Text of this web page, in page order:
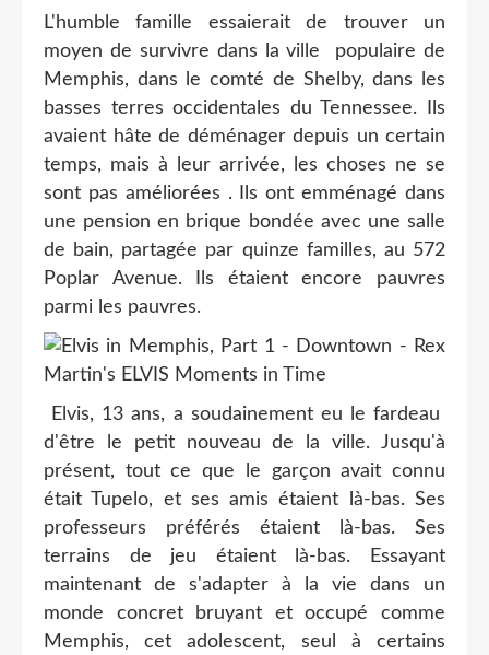
L'humble famille essaierait de trouver un
moyen de survivre dans la ville populaire de
Memphis, dans le comté de Shelby, dans les
basses terres occidentales du Tennessee. Ils
avaient hâte de déménager depuis un certain
temps, mais à leur arrivée, les choses ne se
sont pas améliorées . Ils ont emménagé dans
une pension en brique bondée avec une salle
de bain, partagée par quinze familles, au 572
Poplar Avenue. Ils étaient encore pauvres
parmi les pauvres.
Elvis, 13 ans, a soudainement eu le fardeau
d'être le petit nouveau de la ville. Jusqu'à
présent, tout ce que le garçon avait connu
était Tupelo, et ses amis étaient là-bas. Ses
professeurs préférés étaient là-bas. Ses
terrains de jeu étaient là-bas. Essayant
maintenant de s'adapter à la vie dans un
monde concret bruyant et occupé comme
Memphis, cet adolescent, seul à certains